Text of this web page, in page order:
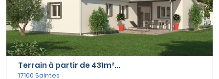
Terrain à partir de 431m²...
17100 Saintes